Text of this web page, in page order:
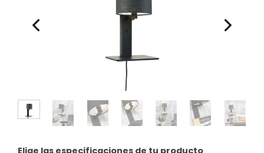
Elige las especificaciones de tu producto